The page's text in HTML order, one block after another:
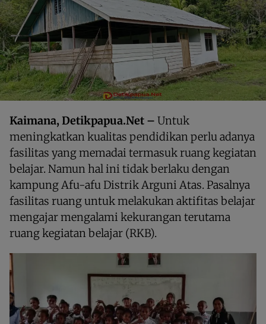
Kaimana, Detikpapua.Net – Untuk
meningkatkan kualitas pendidikan perlu adanya
fasilitas yang memadai termasuk ruang kegiatan
belajar. Namun hal ini tidak berlaku dengan
kampung Afu-afu Distrik Arguni Atas. Pasalnya
fasilitas ruang untuk melakukan aktifitas belajar
mengajar mengalami kekurangan terutama
ruang kegiatan belajar (RKB).